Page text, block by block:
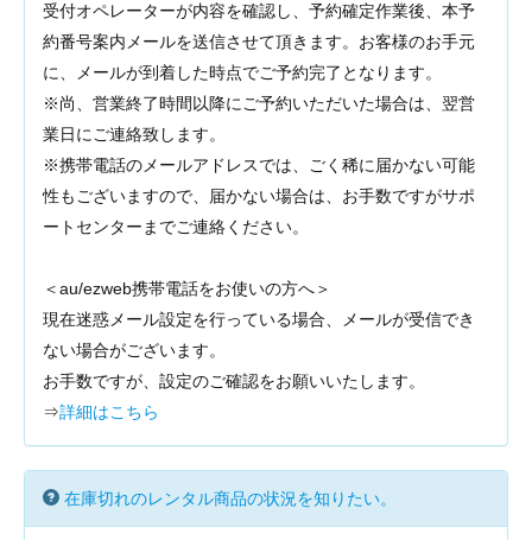
受付オペレーターが内容を確認し、予約確定作業後、本予
約番号案内メールを送信させて頂きます。お客様のお手元
に、メールが到着した時点でご予約完了となります。
※尚、営業終了時間以降にご予約いただいた場合は、翌営
業日にご連絡致します。
※携帯電話のメールアドレスでは、ごく稀に届かない可能
性もございますので、届かない場合は、お手数ですがサポ
ートセンターまでご連絡ください。
＜au/ezweb携帯電話をお使いの方へ＞
現在迷惑メール設定を行っている場合、メールが受信でき
ない場合がございます。
お手数ですが、設定のご確認をお願いいたします。
⇒詳細はこちら
在庫切れのレンタル商品の状況を知りたい。